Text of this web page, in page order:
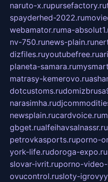
naruto-x.rupursefactory.ru
spayderhed-2022.ru
webamator.ruma-
nv-750.runews-plain.ru
dizfiles.ruyoutubefree.ru
planeta-samara.ru
matrasy-kemerovo.ru
dotcustoms.ru
narasimha.ru
newsplain.rucardvoice.ru
gbget.rualfeihavsalnassr.ru
petrovkasports.ruporno-
york-life.rudoroga-expo.ru
slovar-ivrit.ruporno-
ovucontrol.rusloty-